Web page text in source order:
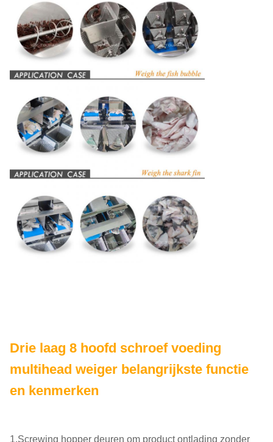
Precisiteit x (0,5)
Max.Snelheid 30 beats per minuut
Volume van de hopper 1.3L
Controlesysteem MCU
HMI
7 ′′ / 10 ′′ kleuren touch
screen
Drie laag 8 hoofd schroef voeding
multihead weiger belangrijkste functie
en kenmerken
1.Screwing hopper deuren om product ontlading zonder